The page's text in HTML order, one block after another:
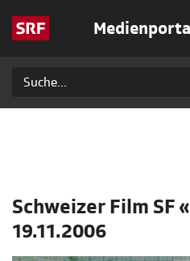
Schweizer Film SF
19.11.2006